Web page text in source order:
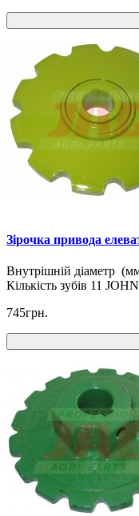
Зірочка привода
Внутрішній діаметр
Кількість зубів 11
745грн.